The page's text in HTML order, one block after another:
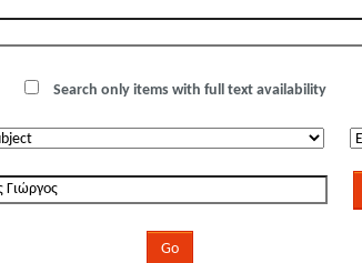
Search only items with full text availability